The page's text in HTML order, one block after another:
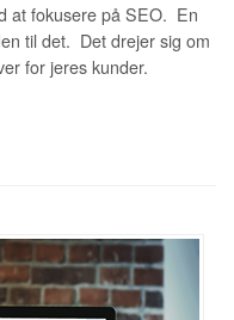
at fokusere på SEO. En
til det. Det drejer sig om
for jeres kunder.